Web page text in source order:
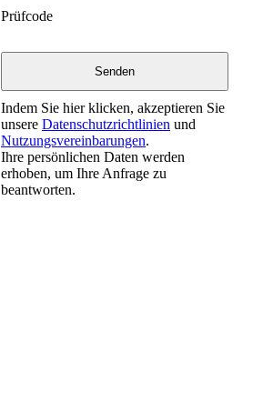
Prüfcode
Indem Sie hier klicken, akzeptieren Sie
unsere Datenschutzrichtlinien und
Nutzungsvereinbarungen.
Ihre persönlichen Daten werden
erhoben, um Ihre Anfrage zu
beantworten.